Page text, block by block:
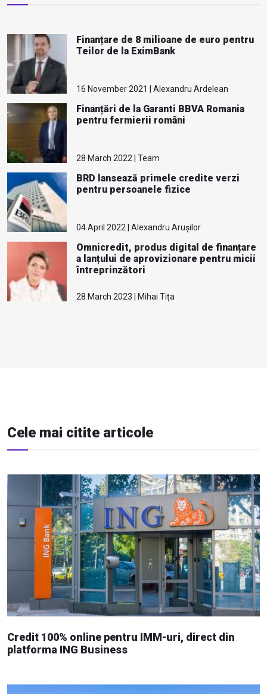
Finanțare de 8 milioane de euro pentru
Teilor de la EximBank
16 November 2021 | Alexandru Ardelean
Finanțări de la Garanti BBVA Romania
pentru fermierii români
28 March 2022 | Team
BRD lansează primele credite verzi
pentru persoanele fizice
04 April 2022 | Alexandru Arușilor
Omnicredit, produs digital de finanțare
a lanțului de aprovizionare pentru micii
întreprinzători
28 March 2023 | Mihai Tița
Cele mai citite articole
Credit 100% online pentru IMM-uri, direct din
platforma ING Business